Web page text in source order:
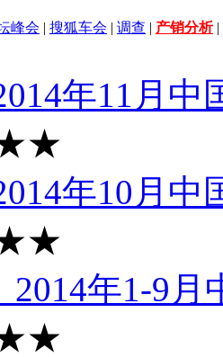
峰会 | 搜狐车会 | 调查 | 产销分析|
年11月中
年10月中
2014年1-9